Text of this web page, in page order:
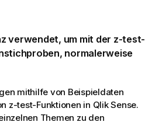
verwendet, um mit der z-test-
normalerweise
mithilfe von Beispieldaten
z-test-Funktionen in Qlik Sense.
Themen zu den